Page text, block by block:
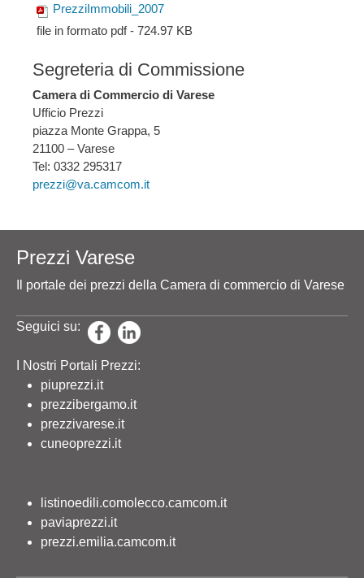
PrezziImmobili_2007
file in formato pdf - 724.97 KB
Segreteria di Commissione
Camera di Commercio di Varese
Ufficio Prezzi
piazza Monte Grappa, 5
21100 – Varese
Tel: 0332 295317
prezzi@va.camcom.it
Prezzi Varese
Il portale dei prezzi della Camera di commercio di Varese
Seguici su:
I Nostri Portali Prezzi:
piuprezzi.it
prezzibergamo.it
prezzivarese.it
cuneoprezzi.it
listinoedili.comolecco.camcom.it
paviaprezzi.it
prezzi.emilia.camcom.it